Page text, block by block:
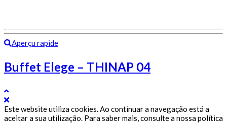
Aperçu rapide
Buffet Elege – THINAP 04
Este website utiliza cookies. Ao continuar a navegação está a
aceitar a sua utilização. Para saber mais, consulte a nossa política